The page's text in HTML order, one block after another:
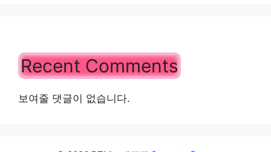
Recent Comments
보여줄 댓글이 없습니다.